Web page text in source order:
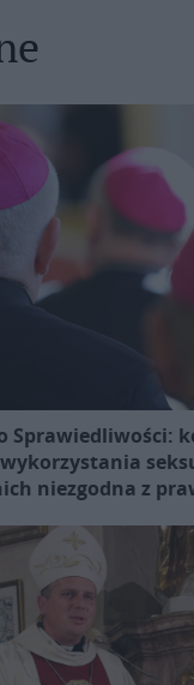
Sprawiedliwości:
niezgodna z